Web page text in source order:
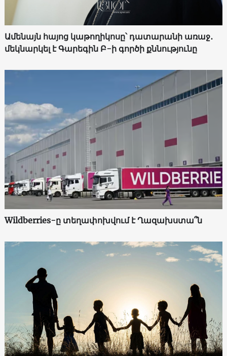
Ամենայն հայոց կաթողիկոսը՝ դատարանի առաջ․
մեկնարկել է Գարեգին Բ-ի գործի քննությունը
Wildberries-ը տեղափոխվում է Ղազախստա՞ն